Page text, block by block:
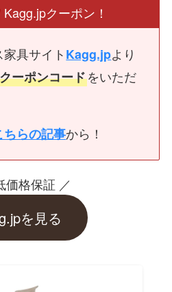
クーポン！
具サイトKagg.jpより
ーポンコードをいただ
ちらの記事から！
価格保証 ／
を見る